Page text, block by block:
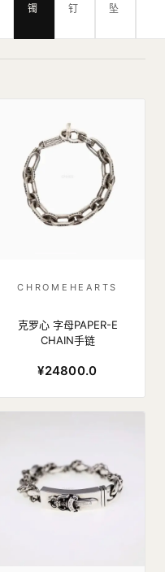
镯
钉
坠
CHROMEHEARTS
克罗心 字母PAPER-E
CHAIN手链
¥24800.0